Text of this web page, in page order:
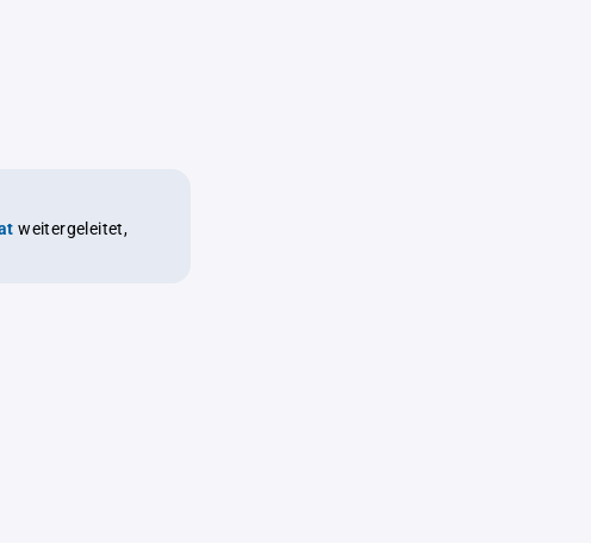
weitergeleitet,